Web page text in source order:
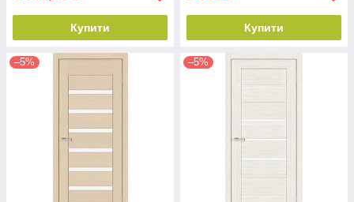
Купити Купити
–5% –5%